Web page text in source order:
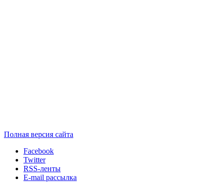
Полная версия сайта
Facebook
Twitter
RSS-ленты
E-mail рассылка